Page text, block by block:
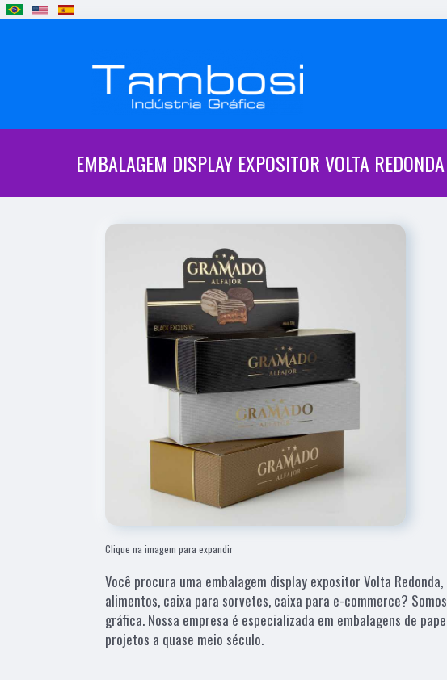
EMBALAGEM DISPLAY EXPOSITOR VOLTA REDONDA
Clique na imagem para expandir
Você procura uma embalagem display expositor Volta Redonda,
alimentos, caixa para sorvetes, caixa para e-commerce?
gráfica. Nossa empresa é especializada em embalagens de
projetos a quase meio século.